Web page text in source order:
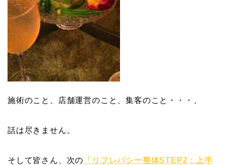
施術のこと、店舗運営のこと、集客のこと・・・、
話は尽きません。
そして皆さん、次の 「リフレパシー整体STEP2：上半